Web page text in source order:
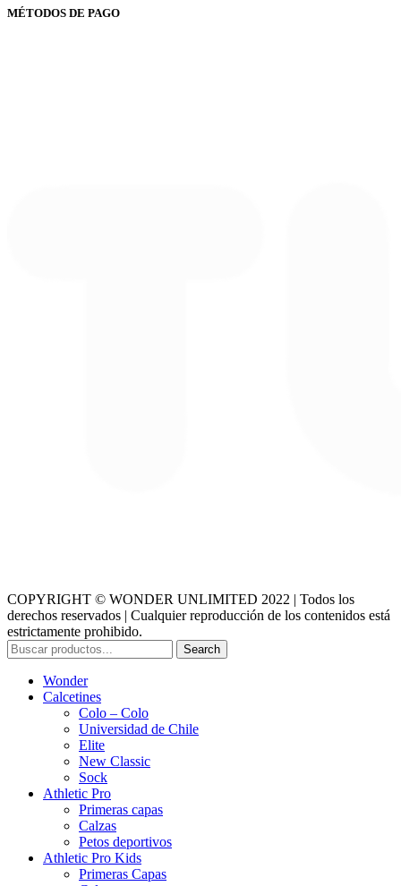
MÉTODOS DE PAGO
COPYRIGHT © WONDER UNLIMITED 2022 | Todos los
derechos reservados | Cualquier reproducción de los contenidos está
estrictamente prohibido.
Search
Wonder
Calcetines
Colo – Colo
Universidad de Chile
Elite
New Classic
Sock
Athletic Pro
Primeras capas
Calzas
Petos deportivos
Athletic Pro Kids
Primeras Capas